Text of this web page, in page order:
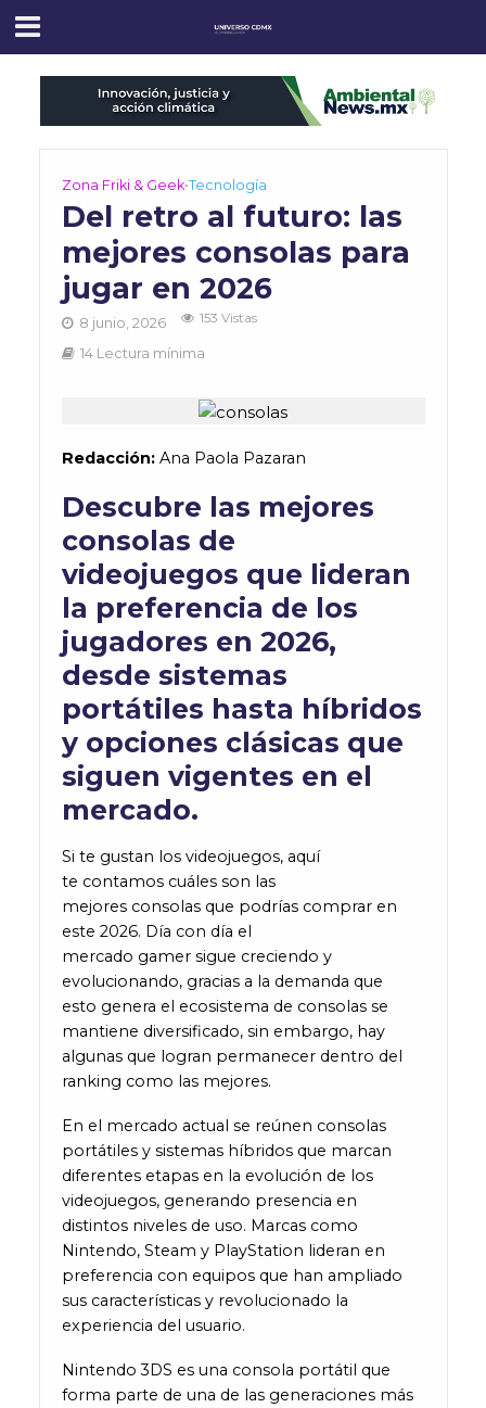
Zona Friki & Geek•Tecnología
Del retro al futuro: las
mejores consolas para
jugar en 2026
8 junio, 2026 153 Vistas
14 Lectura mínima
Redacción: Ana Paola Pazaran
Descubre las mejores
consolas de
videojuegos que lideran
la preferencia de los
jugadores en 2026,
desde sistemas
portátiles hasta híbridos
y opciones clásicas que
siguen vigentes en el
mercado.
Si te gustan los videojuegos, aquí
te contamos cuáles son las
mejores consolas que podrías comprar en
este 2026. Día con día el
mercado gamer sigue creciendo y
evolucionando, gracias a la demanda que
esto genera el ecosistema de consolas se
mantiene diversificado, sin embargo, hay
algunas que logran permanecer dentro del
ranking como las mejores.
En el mercado actual se reúnen consolas
portátiles y sistemas híbridos que marcan
diferentes etapas en la evolución de los
videojuegos, generando presencia en
distintos niveles de uso. Marcas como
Nintendo, Steam y PlayStation lideran en
preferencia con equipos que han ampliado
sus características y revolucionado la
experiencia del usuario.
Nintendo 3DS es una consola portátil que
forma parte de una de las generaciones más